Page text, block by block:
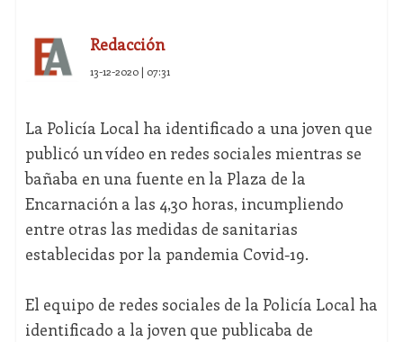
Redacción
13-12-2020 | 07:31
La Policía Local ha identificado a una joven que
publicó un vídeo en redes sociales mientras se
bañaba en una fuente en la Plaza de la
Encarnación a las 4,30 horas, incumpliendo
entre otras las medidas de sanitarias
establecidas por la pandemia Covid-19.
El equipo de redes sociales de la Policía Local ha
identificado a la joven que publicaba de